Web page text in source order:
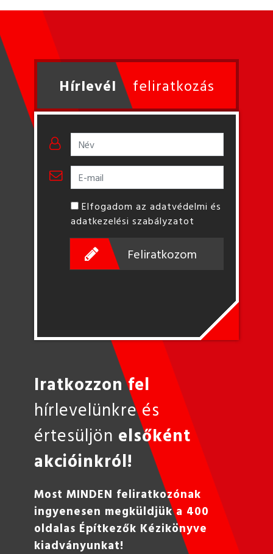
Hírlevél feliratkozás
Elfogadom az adatvédelmi és
adatkezelési szabályzatot
Feliratkozom
Iratkozzon fel
hírlevelünkre és
értesüljön elsőként
akcióinkról!
Most MINDEN feliratkozónak
ingyenesen megküldjük a 400
oldalas Építkezők Kézikönyve
kiadványunkat!